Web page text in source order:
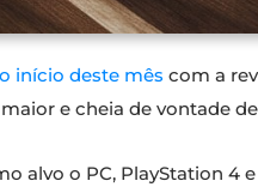
início deste mês com a
e cheia de vontade
alvo o PC, PlayStation 4